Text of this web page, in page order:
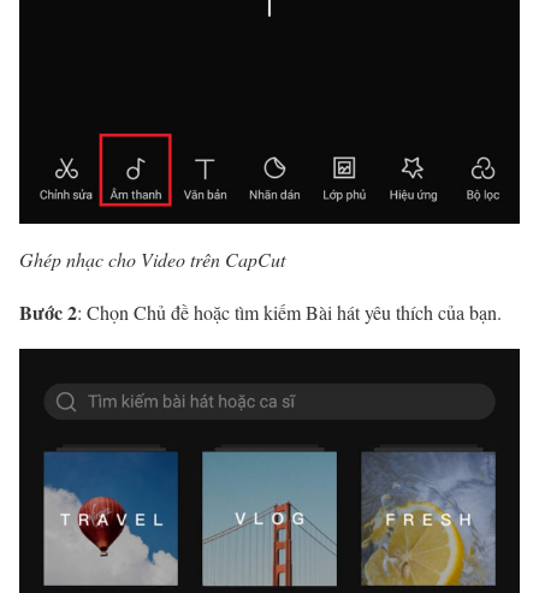
Ghép nhạc cho Video trên CapCut
Bước 2: Chọn Chủ đề hoặc tìm kiếm Bài hát yêu thích của bạn.